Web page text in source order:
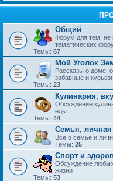
Общий
Форум для тем, не
тематических
Темы: 67
Мой Уголок
Рассказы о доме,
забавные и
Темы: 23
Кулинария,
Обсуждение
еды.
Темы: 44
Семья,
Всё о семье и
Темы: 25
Спорт и
Обсуждение любых
жизни
Темы: 53